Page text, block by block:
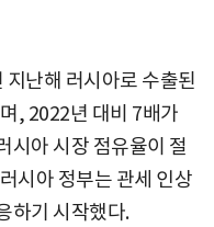
난해 러시아로 수출된
, 2022년 대비 7배가
시아 시장 점유율이 절
시아 정부는 관세 인상
하기 시작했다.